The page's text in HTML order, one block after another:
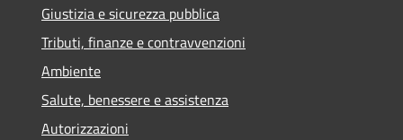
Giustizia e sicurezza pubblica
Tributi, finanze e contravvenzioni
Ambiente
Salute, benessere e assistenza
Autorizzazioni